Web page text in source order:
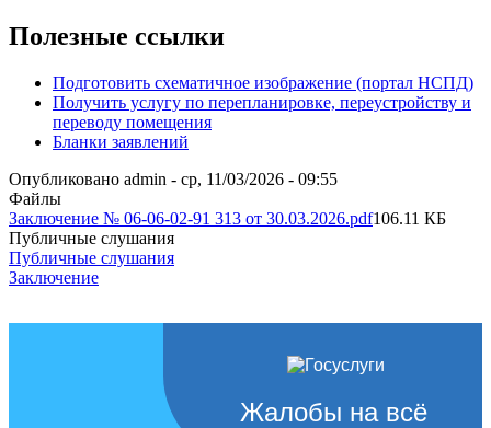
Полезные ссылки
Подготовить схематичное изображение (портал НСПД)
Получить услугу по перепланировке, переустройству и
переводу помещения
Бланки заявлений
Опубликовано admin - ср, 11/03/2026 - 09:55
Файлы
Заключение № 06-06-02-91 313 от 30.03.2026.pdf106.11 КБ
Публичные слушания
Публичные слушания
Заключение
Жалобы на всё